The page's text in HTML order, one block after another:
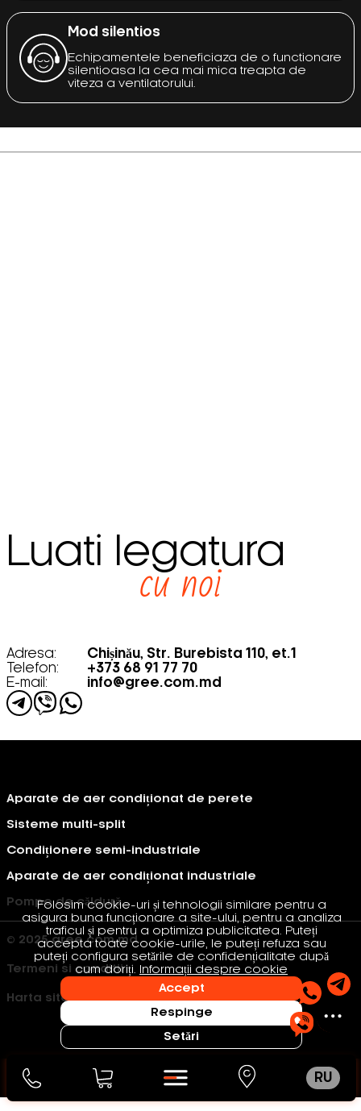
Mod silentios
Echipamentele beneficiaza de o functionare
silentioasa la cea mai mica treapta de
viteza a ventilatorului.
RU
Luati legatura
cu noi
Adresa:
Chișinău, Str. Burebista 110, et.1
Telefon:
+373 68 91 77 70
E-mail:
info@gree.com.md
Aparate de aer condiționat de perete
Sisteme multi-split
Condiționere semi-industriale
Aparate de aer condiționat industriale
Pompe de căldură
© 2025 gree.com.md
Termeni si conditii
Harta site-ului
Folosim cookie-uri și tehnologii similare pentru a
asigura buna funcționare a site-ului, pentru a analiza
traficul și pentru a optimiza publicitatea. Puteți
accepta toate cookie-urile, le puteți refuza sau
puteți configura setările de confidențialitate după
cum doriți.
Informații despre cookie
Accept
Respinge
Setări